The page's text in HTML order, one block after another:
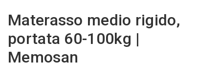
Materasso medio rigido,
portata 60-100kg |
Memosan